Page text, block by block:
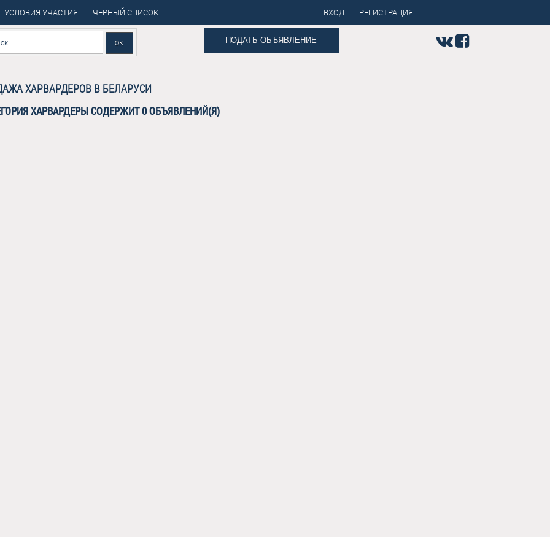
УСЛОВИЯ УЧАСТИЯ ЧЕРНЫЙ СПИСОК ВХОД РЕГИСТРАЦИЯ
ПОДАТЬ ОБЪЯВЛЕНИЕ
ХАРВАРДЕРОВ В БЕЛАРУСИ
ХАРВАРДЕРЫ СОДЕРЖИТ 0 ОБЪЯВЛЕНИЙ(Я)